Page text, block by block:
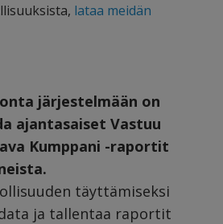
lataa meidän
järjestelmään on
ajantasaiset Vastuu
Kumppani -raportit
täyttämiseksi
ja tallentaa raportit